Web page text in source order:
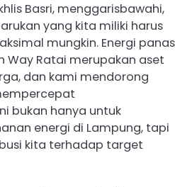
Basri, menggarisbawahi,
yang kita miliki harus
mungkin. Energi panas
Way Ratai merupakan aset
dan kami mendorong
bukan hanya untuk
energi di Lampung, tapi
kita terhadap target